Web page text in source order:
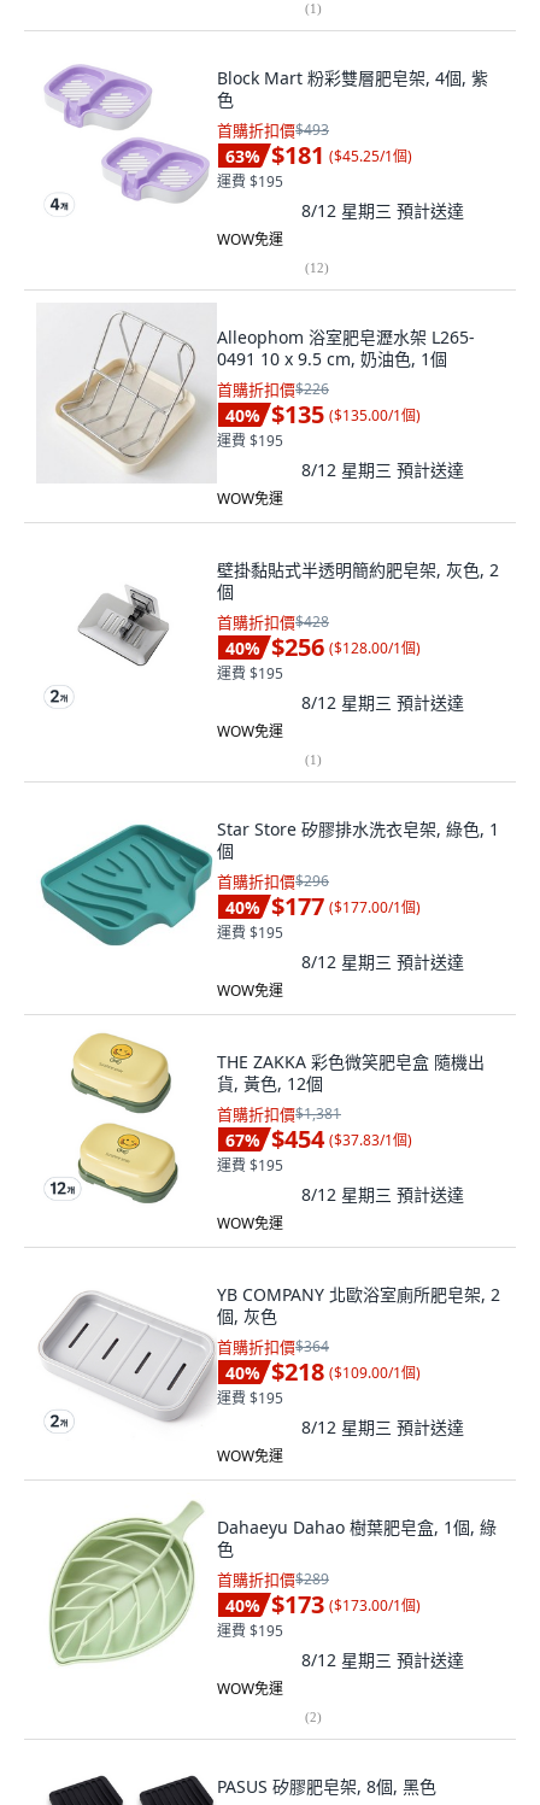
(1)
Block Mart 粉彩雙層肥皂架, 4個, 紫
色
首購折扣價$493
63% $181 ($45.25/1個)
運費 $195
8/12 星期三 預計送達
WOW免運
(12)
Alleophom 浴室肥皂瀝水架 L265-
0491 10 x 9.5 cm, 奶油色, 1個
首購折扣價$226
40% $135 ($135.00/1個)
運費 $195
8/12 星期三 預計送達
WOW免運
壁掛黏貼式半透明簡約肥皂架, 灰色, 2
個
首購折扣價$428
40% $256 ($128.00/1個)
運費 $195
8/12 星期三 預計送達
WOW免運
(1)
Star Store 矽膠排水洗衣皂架, 綠色, 1
個
首購折扣價$296
40% $177 ($177.00/1個)
運費 $195
8/12 星期三 預計送達
WOW免運
THE ZAKKA 彩色微笑肥皂盒 隨機出
貨, 黃色, 12個
首購折扣價$1,381
67% $454 ($37.83/1個)
運費 $195
8/12 星期三 預計送達
WOW免運
YB COMPANY 北歐浴室廁所肥皂架, 2
個, 灰色
首購折扣價$364
40% $218 ($109.00/1個)
運費 $195
8/12 星期三 預計送達
WOW免運
Dahaeyu Dahao 樹葉肥皂盒, 1個, 綠
色
首購折扣價$289
40% $173 ($173.00/1個)
運費 $195
8/12 星期三 預計送達
WOW免運
(2)
PASUS 矽膠肥皂架, 8個, 黑色